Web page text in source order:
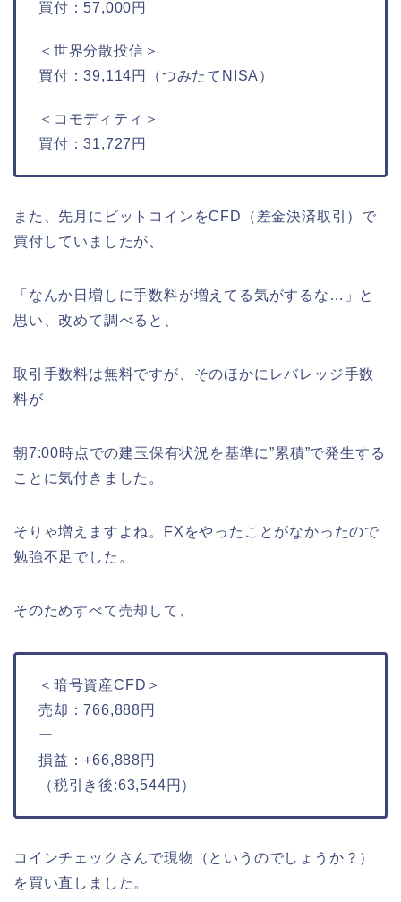
買付：57,000円
＜世界分散投信＞
買付：39,114円（つみたてNISA）
＜コモディティ＞
買付：31,727円
また、先月にビットコインをCFD（差金決済取引）で
買付していましたが、
「なんか日増しに手数料が増えてる気がするな…」と
思い、改めて調べると、
取引手数料は無料ですが、そのほかにレバレッジ手数
料が
朝7:00時点での建玉保有状況を基準に”累積”で発生する
ことに気付きました。
そりゃ増えますよね。FXをやったことがなかったので
勉強不足でした。
そのためすべて売却して、
＜暗号資産CFD＞
売却：766,888円
ー
損益：+66,888円
（税引き後:63,544円）
コインチェックさんで現物（というのでしょうか？）
を買い直しました。